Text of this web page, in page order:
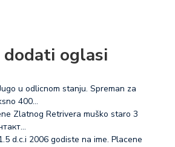
dodati oglasi
u odlicnom stanju. Spreman za
400…
Zlatnog Retrivera muško staro 3
d.c.i 2006 godiste na ime. Placene